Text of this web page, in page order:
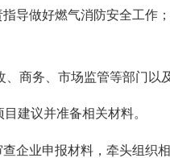
导做好燃气消防安全工
务、市场监管等部门以
建议并准备相关材料。
业申报材料，牵头组织